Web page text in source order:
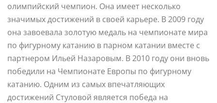
олимпийский чемпион. Она имеет несколько
значимых достижений в своей карьере. В 2009 году
она завоевала золотую медаль на чемпионате мира
по фигурному катанию в парном катании вместе с
партнером Ильей Назаровым. В 2010 году они вновь
победили на Чемпионате Европы по фигурному
катанию. Одним из самых впечатляющих
достижений Стуловой является победа на